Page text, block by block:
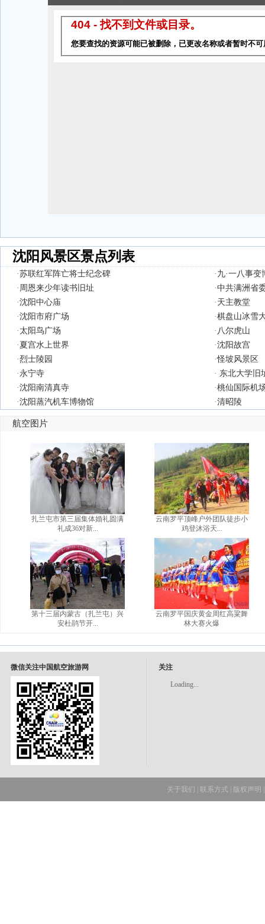
沈阳风景区景点列表
·苏联红军阵亡将士纪念碑 · 九·一八事变
· 周恩来少年读书旧址 ·中共满洲省
·沈阳中心庙 · 天主教堂
·沈阳市府广场 ·棋盘山冰雪
· 太阳鸟广场 · 八尔虎山
· 夏宫水上世界 ·沈阳故宫
·烈士陵园 ·怪坡风景区
· 永宁寺 · 东北大学旧
·沈阳南清真寺 ·桃仙国际机
·沈阳蒸汽机车博物馆 ·清昭陵
航空图片
扎兰屯市第三届集体婚礼圆满
礼成36对新...
第十三届内蒙古（扎兰屯）兴
安杜鹃节开...
云南罗平顶峰户外团队徒步小
鸡登沐浴天...
云南罗平国庆黄金周红高粱舞
林大赛火爆
微信关注中国航空旅游网 关注
Loading...
关于我们 联系方式 版权声明